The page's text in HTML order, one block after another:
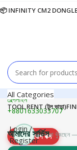
📦 INFINITY CM2
হেল্পলাইন
+8801633033707
🆘অভিযোগ বক্স
All Categories
TOOL RENT (টুল ভাড়া)
Login /
Register
আমাদের সার্ভিসযা খুঁজছেন